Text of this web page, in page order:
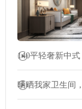
140平轻奢新中
晒晒我家卫生间